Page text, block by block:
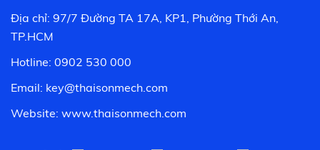
Địa chỉ: 97/7 Đường TA 17A, KP1, Phường Thới An,
TP.HCM
Hotline: 0902 530 000
Email: key@thaisonmech.com
Website: www.thaisonmech.com